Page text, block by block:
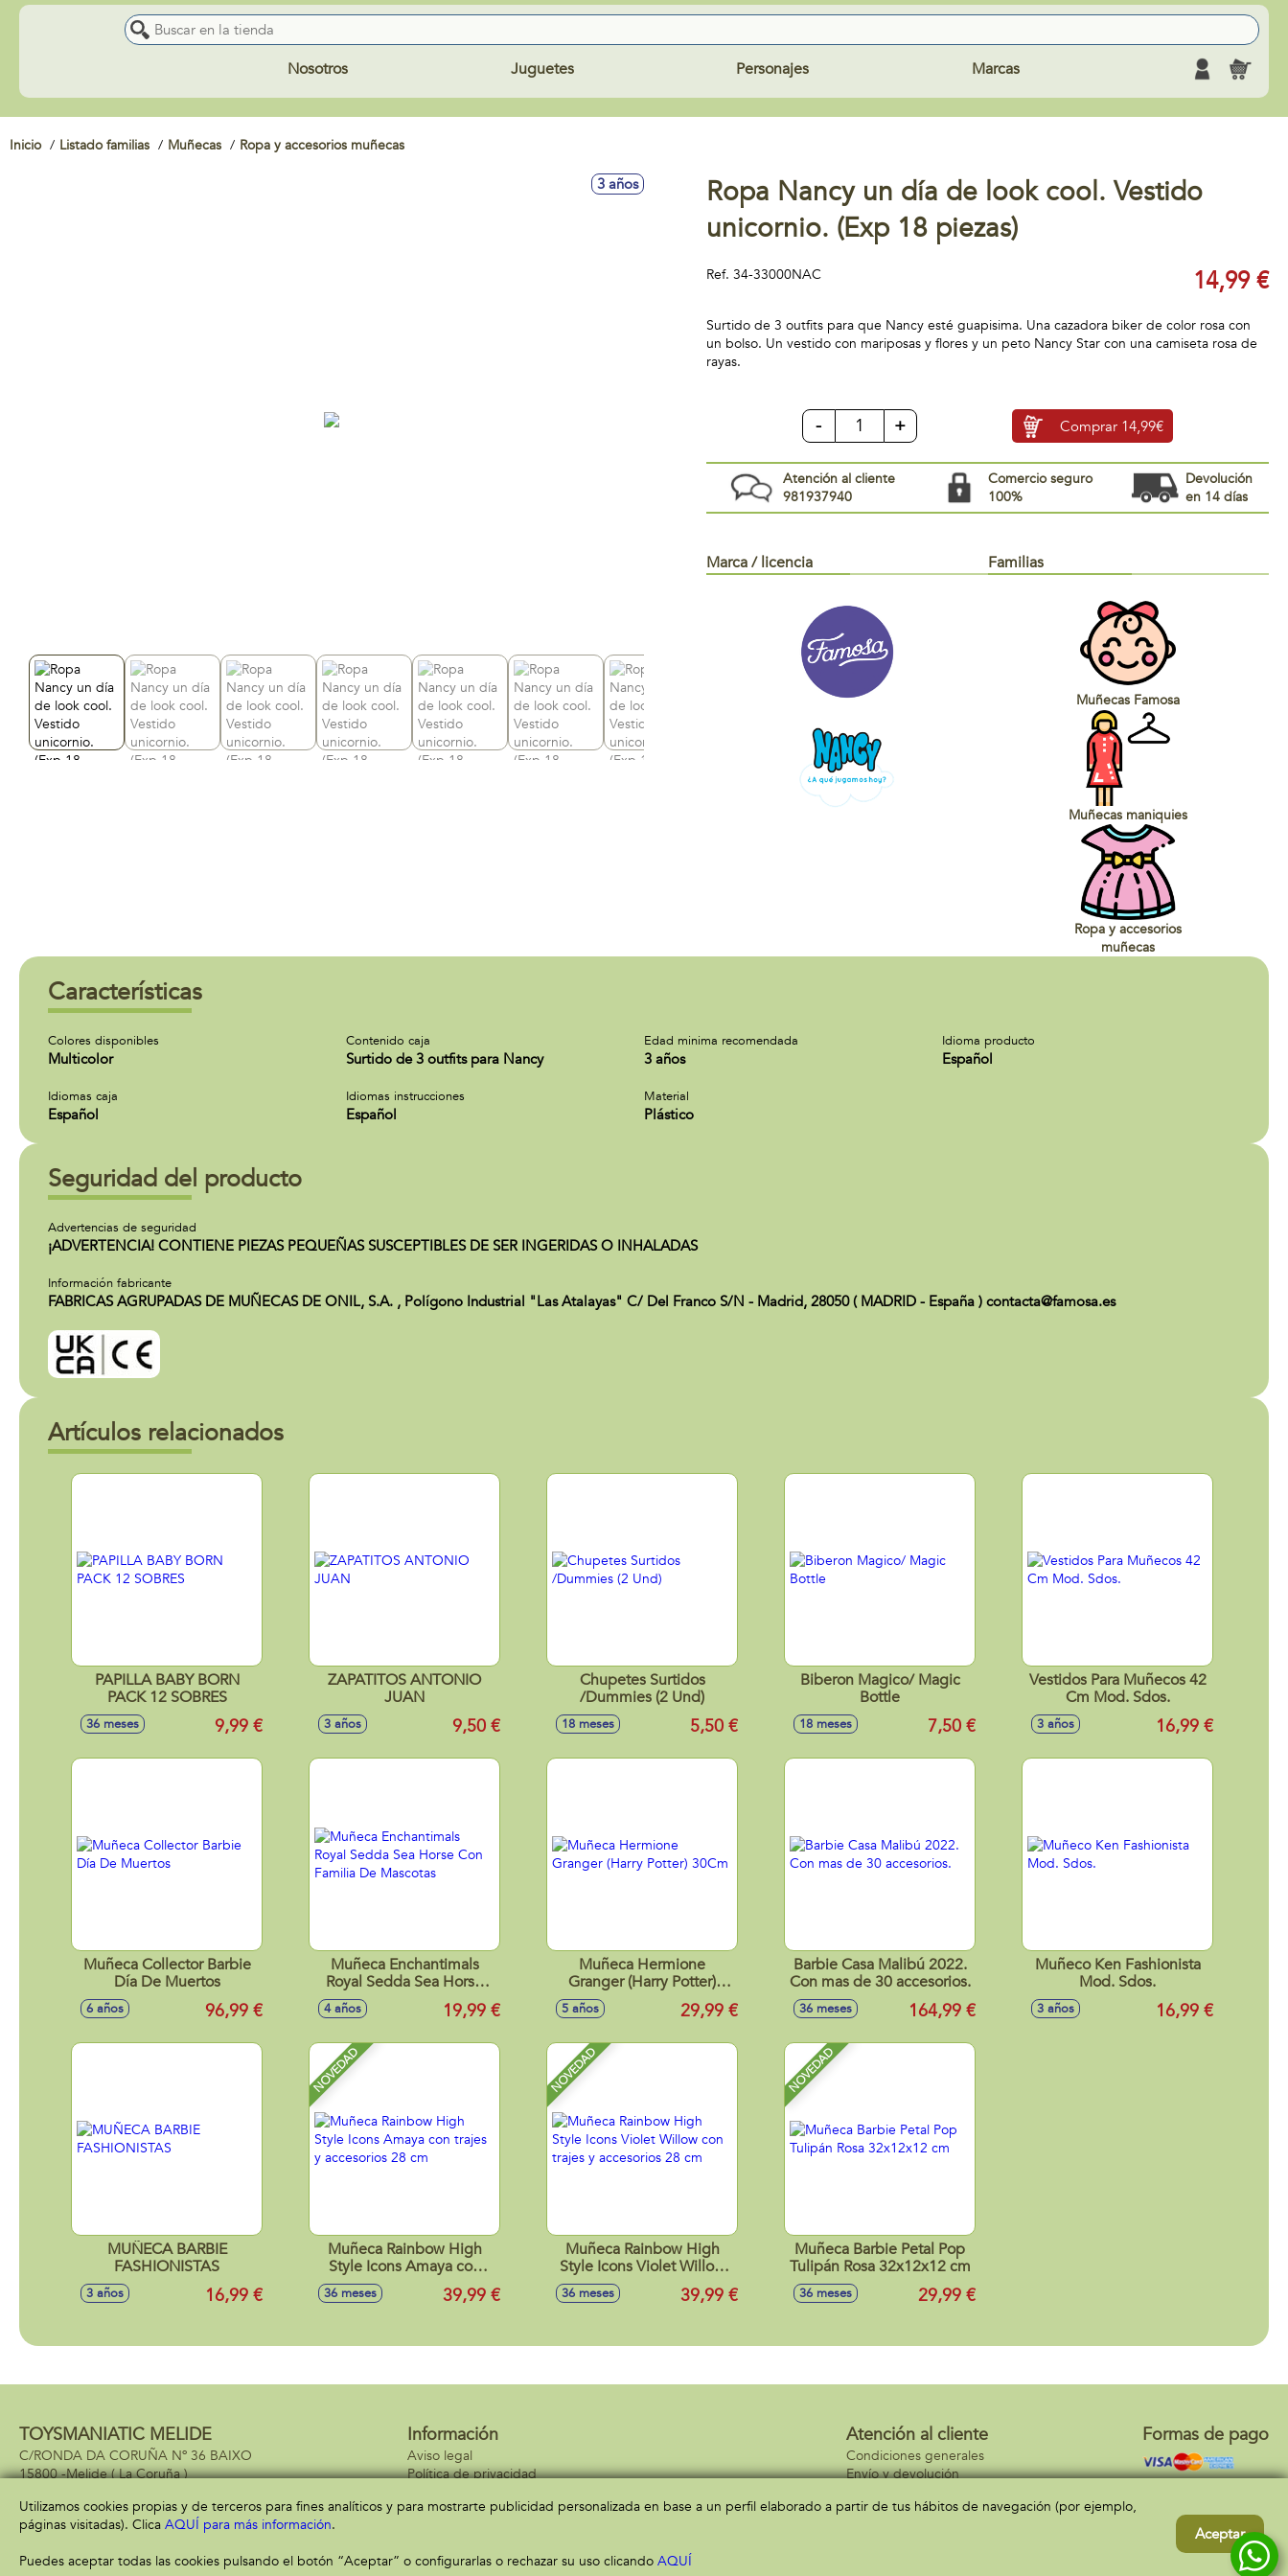
Nosotros Juguetes Personajes Marcas
Inicio Listado familias Muñecas Ropa y accesorios muñecas
3 años
Ropa Nancy un día de look cool. Vestido
unicornio. (Exp 18 piezas)
Ref. 34-33000NAC 14,99 €
Surtido de 3 outfits para que Nancy esté guapisima. Una cazadora biker de color rosa con
un bolso. Un vestido con mariposas y flores y un peto Nancy Star con una camiseta rosa de
rayas.
- + Comprar 14,99€
Atención al cliente
981937940
Comercio seguro
100%
Devolución
en 14 días
Marca / licencia Familias
Muñecas Famosa
Muñecas maniquies
Ropa y accesorios
muñecas
Características
Colores disponibles
Multicolor
Contenido caja
Surtido de 3 outfits para Nancy
Edad minima recomendada
3 años
Idioma producto
Español
Idiomas caja
Español
Idiomas instrucciones
Español
Material
Plástico
Seguridad del producto
Advertencias de seguridad
¡ADVERTENCIA! CONTIENE PIEZAS PEQUEÑAS SUSCEPTIBLES DE SER INGERIDAS O INHALADAS
Información fabricante
FABRICAS AGRUPADAS DE MUÑECAS DE ONIL, S.A. , Polígono Industrial "Las Atalayas" C/ Del Franco S/N - Madrid, 28050 ( MADRID - España ) contacta@famosa.es
Artículos relacionados
PAPILLA BABY BORN
PACK 12 SOBRES
36 meses 9,99 €
ZAPATITOS ANTONIO
JUAN
3 años 9,50 €
Chupetes Surtidos
/Dummies (2 Und)
18 meses 5,50 €
Biberon Magico/ Magic
Bottle
18 meses 7,50 €
Vestidos Para Muñecos 42
Cm Mod. Sdos.
3 años 16,99 €
Muñeca Collector Barbie
Día De Muertos
6 años 96,99 €
Muñeca Enchantimals
Royal Sedda Sea Horse
Con Familia De Mascotas
4 años 19,99 €
Muñeca Hermione
Granger (Harry Potter)
5 años 29,99 €
Barbie Casa Malibú 2022.
Con mas de 30 accesorios.
36 meses 164,99 €
Muñeco Ken Fashionista
Mod. Sdos.
3 años 16,99 €
MUÑECA BARBIE
FASHIONISTAS
3 años 16,99 €
NOVEDAD
Muñeca Rainbow High
Style Icons Amaya con
trajes y accesorios 28 cm
36 meses 39,99 €
NOVEDAD
Muñeca Rainbow High
Style Icons Violet Willow
con trajes y accesorios 28
36 meses 39,99 €
NOVEDAD
Muñeca Barbie Petal Pop
Tulipán Rosa 32x12x12 cm
36 meses 29,99 €
TOYSMANIATIC MELIDE
C/RONDA DA CORUÑA Nº 36 BAIXO
15800 -Melide( La Coruña )
Información
Aviso legal
Política de privacidad
Atención al cliente
Condiciones generales
Envío y devolución
Formas de pago
Utilizamos cookies propias y de terceros para fines analíticos y para mostrarte publicidad personalizada en base a un perfil elaborado a partir de tus hábitos de navegación (por ejemplo,
páginas visitadas). Clica AQUÍ para más información.
Puedes aceptar todas las cookies pulsando el botón “Aceptar” o configurarlas o rechazar su uso clicando AQUÍ
Aceptar